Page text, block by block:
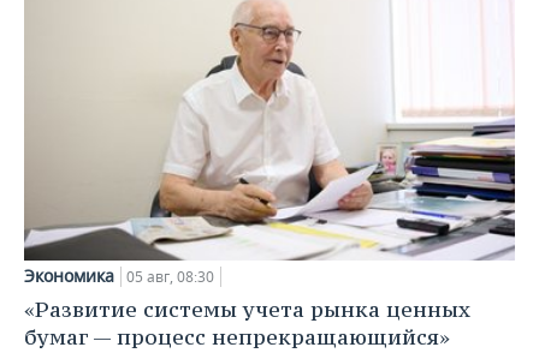
Экономика 05 авг, 08:30
«Развитие системы учета рынка ценных
бумаг — процесс непрекращающийся»